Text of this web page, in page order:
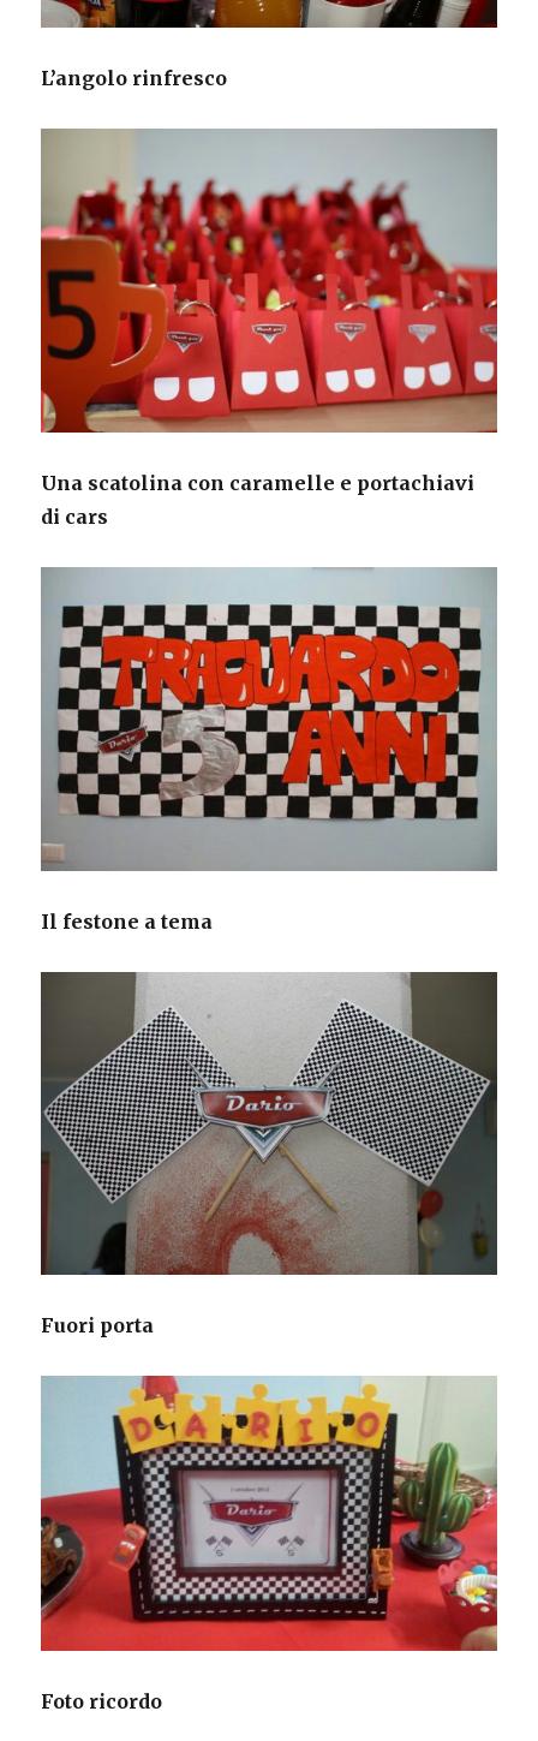
L’angolo rinfresco
Una scatolina con caramelle e portachiavi
di cars
Il festone a tema
Fuori porta
Foto ricordo